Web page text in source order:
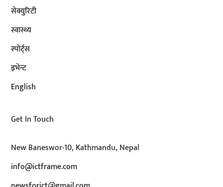
सेक्युरिटी
स्वास्थ्य
स्पोर्ट्स
इभेन्ट
English
Get In Touch
New Baneswor-10, Kathmandu, Nepal
info@ictframe.com